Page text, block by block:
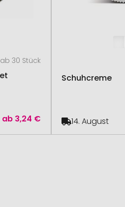
ab 30 Stück
ab 3,24 €
Schuhcreme
14. August